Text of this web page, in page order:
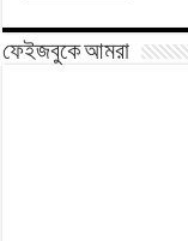
ফেইজবুকে আমরা